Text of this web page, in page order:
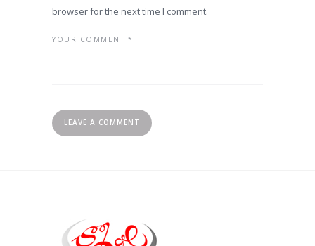
browser for the next time I comment.